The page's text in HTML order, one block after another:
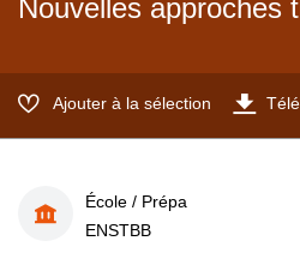
Nouvelles approches
Ajouter à la sélection
École / Prépa
ENSTBB